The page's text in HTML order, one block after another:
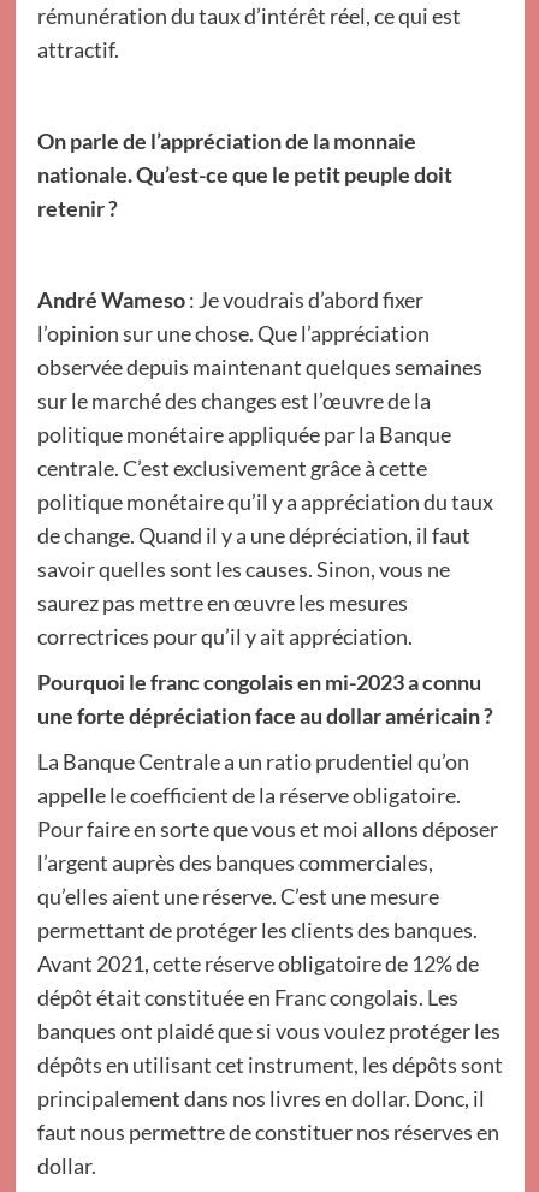
rémunération du taux d’intérêt réel, ce qui est
attractif.
On parle de l’appréciation de la monnaie
nationale. Qu’est-ce que le petit peuple doit
retenir ?
André Wameso: Je voudrais d’abord fixer
l’opinion sur une chose. Que l’appréciation
observée depuis maintenant quelques semaines
sur le marché des changes est l’œuvre de la
politique monétaire appliquée par la Banque
centrale. C’est exclusivement grâce à cette
politique monétaire qu’il y a appréciation du taux
de change. Quand il y a une dépréciation, il faut
savoir quelles sont les causes. Sinon, vous ne
saurez pas mettre en œuvre les mesures
correctrices pour qu’il y ait appréciation.
Pourquoi le franc congolais en mi-2023 a connu
une forte dépréciation face au dollar américain ?
La Banque Centrale a un ratio prudentiel qu’on
appelle le coefficient de la réserve obligatoire.
Pour faire en sorte que vous et moi allons déposer
l’argent auprès des banques commerciales,
qu’elles aient une réserve. C’est une mesure
permettant de protéger les clients des banques.
Avant 2021, cette réserve obligatoire de 12% de
dépôt était constituée en Franc congolais. Les
banques ont plaidé que si vous voulez protéger les
dépôts en utilisant cet instrument, les dépôts sont
principalement dans nos livres en dollar. Donc, il
faut nous permettre de constituer nos réserves en
dollar.